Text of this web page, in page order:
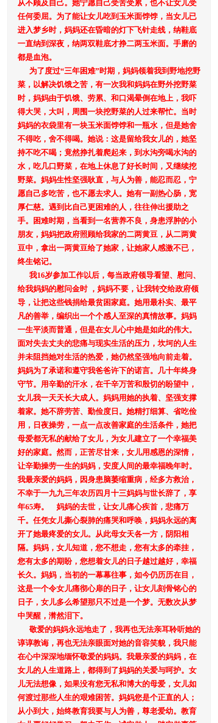
从不顾及自己。她宁愿自己受苦受累，也不让女儿受
任何委屈。为了能让女儿吃到玉米面饽饽，当女儿已
进入梦乡时，妈妈还在昏暗的灯下飞针走线，纳鞋底
一直纳到深夜，纳两双鞋底才挣二两玉米面。手磨的
都是血泡。
为了度过“三年困难”时期，妈妈领着我到野地挖野
菜，以解决饥饿之苦，有一次我和妈妈在野外挖野菜
时，妈妈由于饥饿、劳累、和口渴晕倒在地上，我吓
得大哭，大叫，周围一块挖野菜的人过来帮忙。当时
妈妈的衣袋里有一块玉米面饽饽和一瓶水，但是她舍
不得吃，舍不得喝。她说：这是留给我女儿的，她坚
持不吃不喝；竟然挣扎着爬起来，到水沟旁喝水沟的
水，吃几口野菜，在地上休息了好长时间，又继续挖
野菜。妈妈生性坚强耿直，与人为善，能忍而忍，宁
愿自己多吃苦，也不愿去求人。她有一副热心肠，宽
厚仁慈。遇到比自己更困难的人，往往伸出援助之
手。困难时期，当看到一名营养不良，身患浮肿的小
朋友，妈妈把政府照顾给我家的二两黄豆，从二两黄
豆中，拿出一两黄豆给了她家，让她家人感激不已，
终生铭记。
我16岁参加工作以后，每当政府领导看望、慰问、
给我妈妈的慰问金时 ，妈妈不要，让我转交给政府领
导，让把这些钱捐给最贫困家庭。她用最朴实、最平
凡的善举，编织出一个个感人至深的真情故事。妈妈
一生平淡而普通，但是在女儿心中她是如此的伟大。
面对失去丈夫的悲痛与现实生活的压力，坎坷的人生
并未阻挡她对生活的热爱，她仍然坚强地向前走着。
妈妈为了承诺和遵守我爸爸许下的诺言。几十年终身
守节。用辛勤的汗水，在千辛万苦和殷切的盼望中，
女儿我一天天长大成人。妈妈用她的执着、坚强支撑
着家。她不辞劳苦、勤俭度日。她精打细算、省吃俭
用，日夜操劳，一点一点改善家庭的生活条件，她把
母爱都无私的献给了女儿，为女儿建立了一个幸福美
好的家庭。然而，正苦尽甘来，女儿用感恩的深情，
让辛勤操劳一生的妈妈，安度人间的最幸福晚年时。
我最亲爱的妈妈，因身患脑萎缩重病，经多方救治，
不幸于一九九三年农历四月十三妈妈与世长辞了，享
年65寿。 妈妈的去世，让女儿痛心疾首，悲痛万
千。任凭女儿撕心裂肺的痛哭和呼唤，妈妈永远的离
开了她最疼爱的女儿。从此母女天各一方，阴阳相
隔。妈妈，女儿知道，您不想走，您有太多的牵挂，
您有太多的期盼，您想着女儿的日子越过越好，幸福
长久。妈妈，当初的一幕幕往事，如今仍历历在目，
这是一个令女儿痛彻心扉的日子，让女儿刻骨铭心的
日子，女儿多么希望那只不过是一个梦。无数次从梦
中哭醒，潸然泪下。
敬爱的妈妈永远地走了，我再也无法亲耳聆听她的
谆谆教诲，再也无法亲眼面对她的音容笑貌，我只能
在心中深深地缅怀敬爱的妈妈。我最亲爱的妈妈，在
女儿的人生道路上，都得到了妈妈的关爱与呵护。女
儿无法想像，如果没有您无私和博大的母爱，女儿如
何渡过那些人生的艰难困苦。妈妈您是个正直的人；
从小到大，始终教育我要与人为善，尊老爱幼。教育